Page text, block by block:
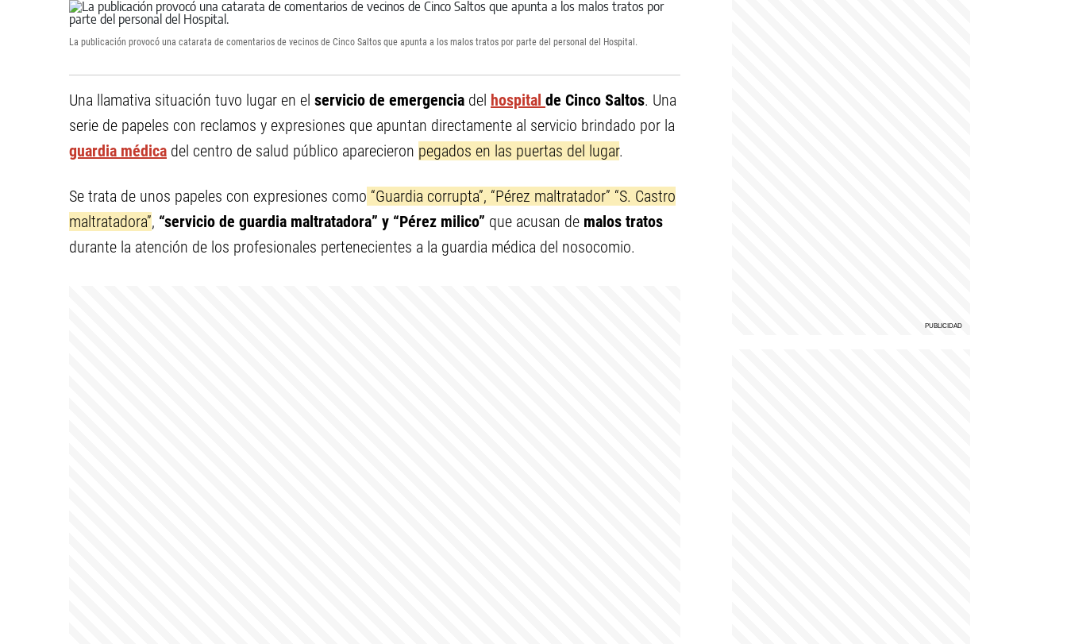
La publicación provocó una catarata de comentarios de vecinos de Cinco Saltos que apunta a los malos tratos por parte del personal del Hospital.
Una llamativa situación tuvo lugar en el servicio de emergencia del hospital de Cinco Saltos. Una
serie de papeles con reclamos y expresiones que apuntan directamente al servicio brindado por la
guardia médica del centro de salud público aparecieron pegados en las puertas del lugar.
Se trata de unos papeles con expresiones como “Guardia corrupta”, “Pérez maltratador” “S. Castro
maltratadora”, “servicio de guardia maltratadora” y “Pérez milico” que acusan de malos tratos
durante la atención de los profesionales pertenecientes a la guardia médica del nosocomio.